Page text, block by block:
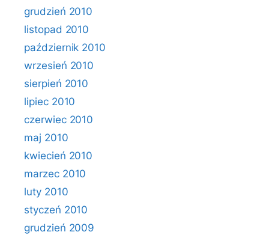
grudzień 2010
listopad 2010
październik 2010
wrzesień 2010
sierpień 2010
lipiec 2010
czerwiec 2010
maj 2010
kwiecień 2010
marzec 2010
luty 2010
styczeń 2010
grudzień 2009